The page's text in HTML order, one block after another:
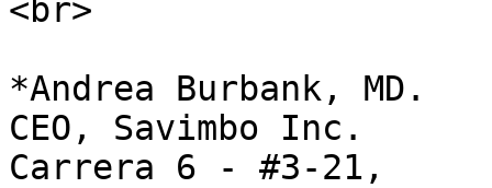
<br>
*Andrea Burbank, MD.
CEO, Savimbo Inc.
Carrera 6 - #3-21,